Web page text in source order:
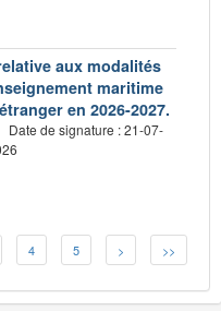
aux modalités
maritime
en 2026-2027.
Date de signature : 21-07-
4 5 > >>